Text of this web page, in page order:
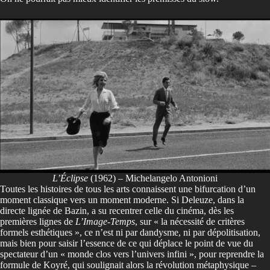
L’Éclipse (1962) – Michelangelo Antonioni
Toutes les histoires de tous les arts connaissent une bifurcation d’un
moment classique vers un moment moderne. Si Deleuze, dans la
directe lignée de Bazin, a su recentrer celle du cinéma, dès les
premières lignes de L’Image-Temps, sur « la nécessité de critères
formels esthétiques », ce n’est ni par dandysme, ni par dépolitisation,
mais bien pour saisir l’essence de ce qui déplace le point de vue du
spectateur d’un « monde clos vers l’univers infini », pour reprendre la
formule de Koyré, qui soulignait alors la révolution métaphysique –